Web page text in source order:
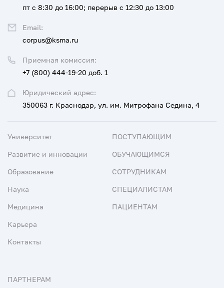
Юридический адрес:
350063 г. Краснодар, ул. им. Митрофана Седина, 4
Приемная комиссия:
+7 (800) 444-19-20 доб. 1
пт с 8:30 до 16:00; перерыв с 12:30 до 13:00
Email:
corpus@ksma.ru
Университет
Развитие и инновации
Образование
Наука
Медицина
Карьера
Контакты
ПОСТУПАЮЩИМ
ОБУЧАЮЩИМСЯ
СОТРУДНИКАМ
СПЕЦИАЛИСТАМ
ПАЦИЕНТАМ
ПАРТНЕРАМ